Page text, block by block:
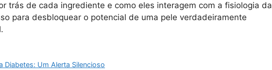
trás de cada ingrediente e como eles interagem com a fisiologia da
para desbloquear o potencial de uma pele verdadeiramente
Diabetes: Um Alerta Silencioso